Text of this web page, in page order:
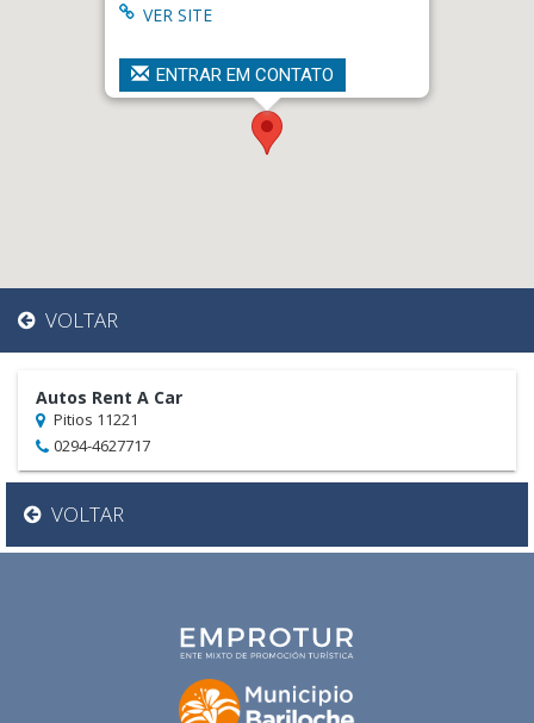
VER SITE
ENTRAR EM CONTATO
VOLTAR
Autos Rent A Car
Pitios 11221
0294-4627717
VOLTAR